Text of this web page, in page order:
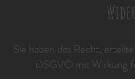
Sie haben das Recht,
DSGVO mit Wirkung